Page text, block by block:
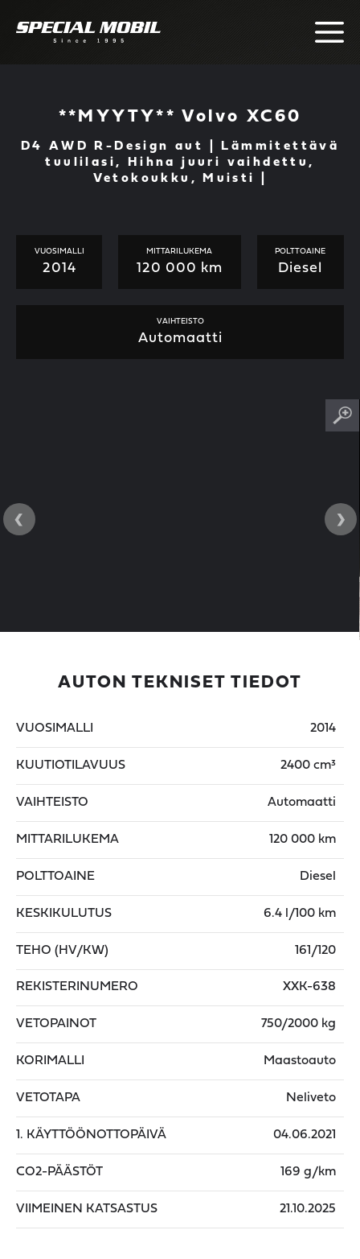
**MYYTY** Volvo XC60
D4 AWD R-Design aut | Lämmitettävä
tuulilasi, Hihna juuri vaihdettu,
Vetokoukku, Muisti |
VUOSIMALLI
2014
MITTARILUKEMA
120 000 km
POLTTOAINE
Diesel
VAIHTEISTO
Automaatti
‹ ›
AUTON TEKNISET TIEDOT
VUOSIMALLI 2014
KUUTIOTILAVUUS 2400 cm³
VAIHTEISTO Automaatti
MITTARILUKEMA 120 000 km
POLTTOAINE Diesel
KESKIKULUTUS 6.4 l/100 km
TEHO (HV/KW) 161/120
REKISTERINUMERO XXK-638
VETOPAINOT 750/2000 kg
KORIMALLI Maastoauto
VETOTAPA Neliveto
1. KÄYTTÖÖNOTTOPÄIVÄ 04.06.2021
CO2-PÄÄSTÖT 169 g/km
VIIMEINEN KATSASTUS 21.10.2025